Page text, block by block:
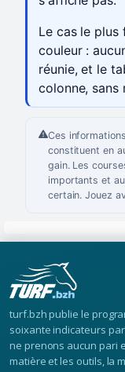
Le cas le plus
couleur :
réunie, et le
colonne, sans
Ces
constituent en
gain. Les
importants et
certain. Jouez
turf.bzh publie le
soixante indicateurs
ne prenons aucun pari
matière et les outils, la